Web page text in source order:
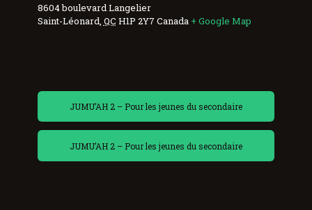
8604 boulevard Langelier
Saint-Léonard QC H1P 2Y7 Canada + Google Map
JUMU’AH 2 – Pour les jeunes du secondaire
JUMU’AH 2 – Pour les jeunes du secondaire